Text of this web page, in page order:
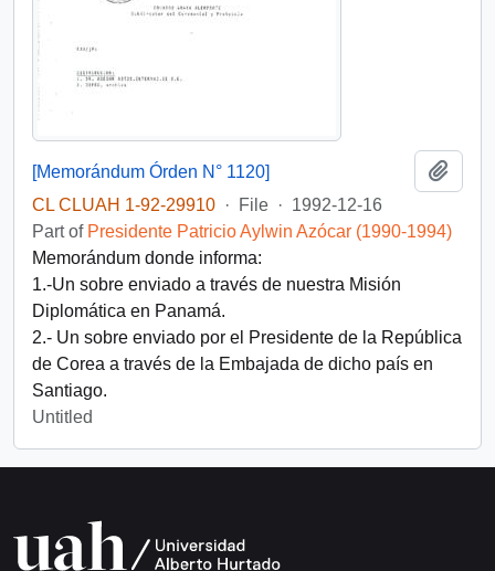
[Memorándum Órden N° 1120]
CL CLUAH 1-92-29910 · File · 1992-12-16
Part of Presidente Patricio Aylwin Azócar (1990-1994)
Memorándum donde informa:
1.-Un sobre enviado a través de nuestra Misión
Diplomática en Panamá.
2.- Un sobre enviado por el Presidente de la República
de Corea a través de la Embajada de dicho país en
Santiago.
Untitled